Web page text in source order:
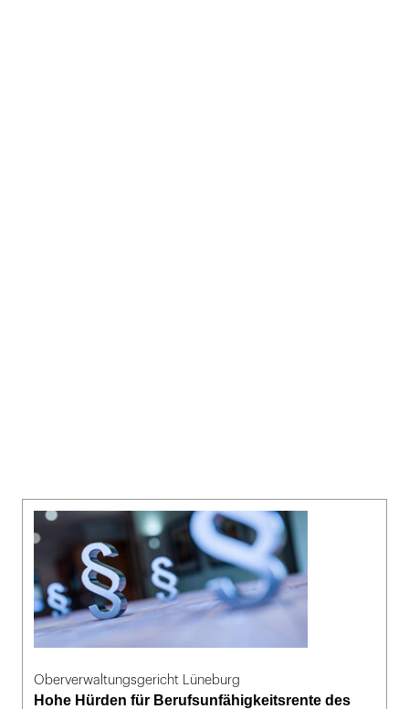
Oberverwaltungsgericht Lüneburg
Hohe Hürden für Berufsunfähigkeitsrente des